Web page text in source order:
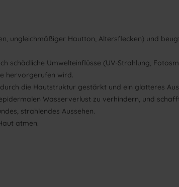
ungleichmäßiger Hautton, Altersflecken) und
schädliche Umwelteinflüsse (UV-Strahlung,
hervorgerufen wird.
die Hautstruktur gestärkt und ein glatteres
Wasserverlust zu verhindern, und
strahlendes Aussehen.
atmen.